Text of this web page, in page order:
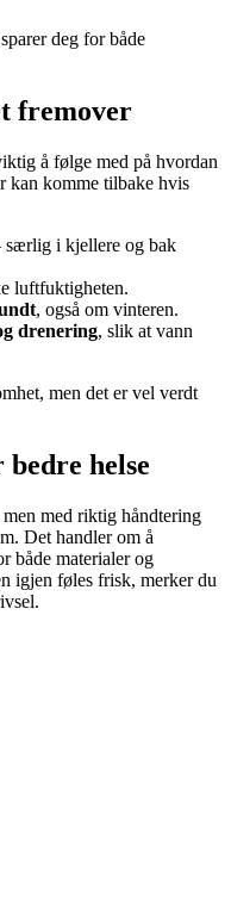
deg for både
fremover
å følge med på hvordan
kan komme tilbake hvis
særlig i kjellere og bak
luftfuktigheten.
, også om vinteren.
drenering, slik at vann
men det er vel verdt
helse
med riktig håndtering
Det handler om å
både materialer og
igjen føles frisk, merker du